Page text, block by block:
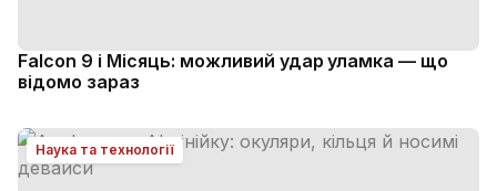
Falcon 9 і Місяць: можливий удар уламка — що
відомо зараз
Наука та технології